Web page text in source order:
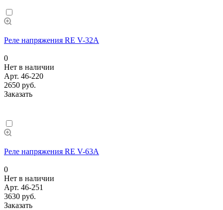
Реле напряжения RE V-32A
0
Нет в наличии
Арт. 46-220
2650 руб.
Заказать
Реле напряжения RE V-63A
0
Нет в наличии
Арт. 46-251
3630 руб.
Заказать